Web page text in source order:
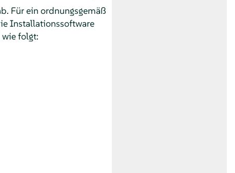
Für ein ordnungsgemäß
Installationssoftware
folgt: